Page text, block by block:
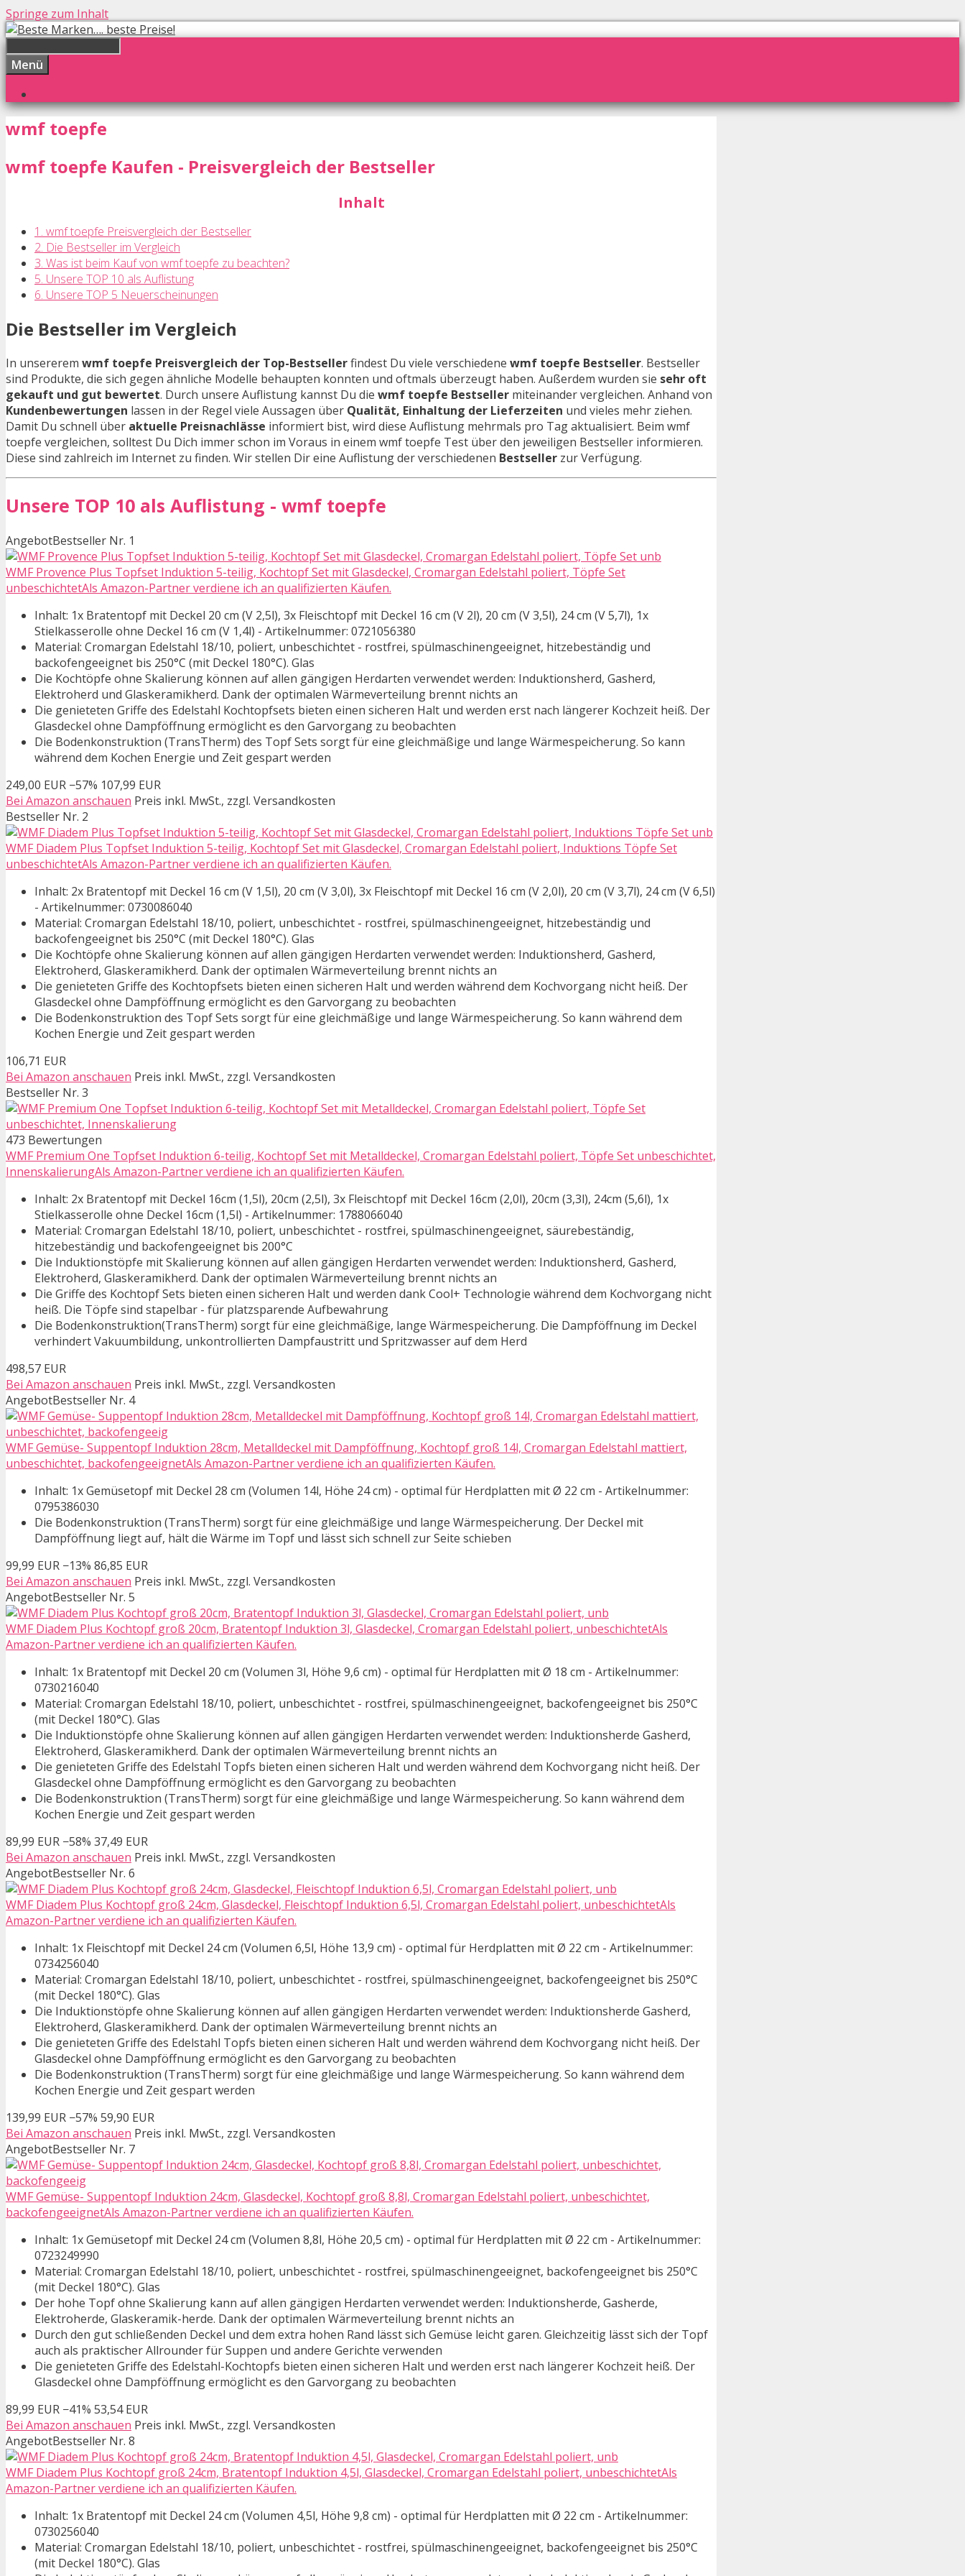
Springe zum Inhalt
Menü
wmf toepfe
wmf toepfe Kaufen - Preisvergleich der Bestseller
Inhalt
1. wmf toepfe Preisvergleich der Bestseller
2. Die Bestseller im Vergleich
3. Was ist beim Kauf von wmf toepfe zu beachten?
5. Unsere TOP 10 als Auflistung
6. Unsere TOP 5 Neuerscheinungen
Die Bestseller im Vergleich
In unsererem wmf toepfe Preisvergleich der Top-Bestsellerfindest Du viele verschiedene wmf toepfe Bestseller. Bestseller
sind Produkte, die sich gegen ähnliche Modelle behaupten konnten und oftmals überzeugt haben. Außerdem wurden sie sehr oft
gekauft und gut bewertet. Durch unsere Auflistung kannst Du die wmf toepfe Bestseller miteinander vergleichen. Anhand von
Kundenbewertungen lassen in der Regel viele Aussagen über Qualität, Einhaltung der Lieferzeiten und vieles mehr ziehen.
Damit Du schnell über aktuelle Preisnachlässe informiert bist, wird diese Auflistung mehrmals pro Tag aktualisiert. Beim wmf
toepfe vergleichen, solltest Du Dich immer schon im Voraus in einem wmf toepfe Test über den jeweiligen Bestseller informieren.
Diese sind zahlreich im Internet zu finden. Wir stellen Dir eine Auflistung der verschiedenen Bestseller zur Verfügung.
Unsere TOP 10 als Auflistung - wmf toepfe
AngebotBestseller Nr. 1
WMF Provence Plus Topfset Induktion 5-teilig, Kochtopf Set mit Glasdeckel, Cromargan Edelstahl poliert, Töpfe Set
unbeschichtetAls Amazon-Partner verdiene ich an qualifizierten Käufen.
Inhalt: 1x Bratentopf mit Deckel 20 cm (V 2,5l), 3x Fleischtopf mit Deckel 16 cm (V 2l), 20 cm (V 3,5l), 24 cm (V 5,7l), 1x
Stielkasserolle ohne Deckel 16 cm (V 1,4l) - Artikelnummer: 0721056380
Material: Cromargan Edelstahl 18/10, poliert, unbeschichtet - rostfrei, spülmaschinengeeignet, hitzebeständig und
backofengeeignet bis 250°C (mit Deckel 180°C). Glas
Die Kochtöpfe ohne Skalierung können auf allen gängigen Herdarten verwendet werden: Induktionsherd, Gasherd,
Elektroherd und Glaskeramikherd. Dank der optimalen Wärmeverteilung brennt nichts an
Die genieteten Griffe des Edelstahl Kochtopfsets bieten einen sicheren Halt und werden erst nach längerer Kochzeit heiß. Der
Glasdeckel ohne Dampföffnung ermöglicht es den Garvorgang zu beobachten
Die Bodenkonstruktion (TransTherm) des Topf Sets sorgt für eine gleichmäßige und lange Wärmespeicherung. So kann
während dem Kochen Energie und Zeit gespart werden
249,00 EUR −57% 107,99 EUR
Bei Amazon anschauen Preis inkl. MwSt., zzgl. Versandkosten
Bestseller Nr. 2
WMF Diadem Plus Topfset Induktion 5-teilig, Kochtopf Set mit Glasdeckel, Cromargan Edelstahl poliert, Induktions Töpfe Set
unbeschichtetAls Amazon-Partner verdiene ich an qualifizierten Käufen.
Inhalt: 2x Bratentopf mit Deckel 16 cm (V 1,5l), 20 cm (V 3,0l), 3x Fleischtopf mit Deckel 16 cm (V 2,0l), 20 cm (V 3,7l), 24 cm (V 6,5l)
- Artikelnummer: 0730086040
Material: Cromargan Edelstahl 18/10, poliert, unbeschichtet - rostfrei, spülmaschinengeeignet, hitzebeständig und
backofengeeignet bis 250°C (mit Deckel 180°C). Glas
Die Kochtöpfe ohne Skalierung können auf allen gängigen Herdarten verwendet werden: Induktionsherd, Gasherd,
Elektroherd, Glaskeramikherd. Dank der optimalen Wärmeverteilung brennt nichts an
Die genieteten Griffe des Kochtopfsets bieten einen sicheren Halt und werden während dem Kochvorgang nicht heiß. Der
Glasdeckel ohne Dampföffnung ermöglicht es den Garvorgang zu beobachten
Die Bodenkonstruktion des Topf Sets sorgt für eine gleichmäßige und lange Wärmespeicherung. So kann während dem
Kochen Energie und Zeit gespart werden
106,71 EUR
Bei Amazon anschauen Preis inkl. MwSt., zzgl. Versandkosten
Bestseller Nr. 3
473 Bewertungen
WMF Premium One Topfset Induktion 6-teilig, Kochtopf Set mit Metalldeckel, Cromargan Edelstahl poliert, Töpfe Set unbeschichtet,
InnenskalierungAls Amazon-Partner verdiene ich an qualifizierten Käufen.
Inhalt: 2x Bratentopf mit Deckel 16cm (1,5l), 20cm (2,5l), 3x Fleischtopf mit Deckel 16cm (2,0l), 20cm (3,3l), 24cm (5,6l), 1x
Stielkasserolle ohne Deckel 16cm (1,5l) - Artikelnummer: 1788066040
Material: Cromargan Edelstahl 18/10, poliert, unbeschichtet - rostfrei, spülmaschinengeeignet, säurebeständig,
hitzebeständig und backofengeeignet bis 200°C
Die Induktionstöpfe mit Skalierung können auf allen gängigen Herdarten verwendet werden: Induktionsherd, Gasherd,
Elektroherd, Glaskeramikherd. Dank der optimalen Wärmeverteilung brennt nichts an
Die Griffe des Kochtopf Sets bieten einen sicheren Halt und werden dank Cool+ Technologie während dem Kochvorgang nicht
heiß. Die Töpfe sind stapelbar - für platzsparende Aufbewahrung
Die Bodenkonstruktion(TransTherm) sorgt für eine gleichmäßige, lange Wärmespeicherung. Die Dampföffnung im Deckel
verhindert Vakuumbildung, unkontrollierten Dampfaustritt und Spritzwasser auf dem Herd
498,57 EUR
Bei Amazon anschauen Preis inkl. MwSt., zzgl. Versandkosten
AngebotBestseller Nr. 4
WMF Gemüse- Suppentopf Induktion 28cm, Metalldeckel mit Dampföffnung, Kochtopf groß 14l, Cromargan Edelstahl mattiert,
unbeschichtet, backofengeeignetAls Amazon-Partner verdiene ich an qualifizierten Käufen.
Inhalt: 1x Gemüsetopf mit Deckel 28 cm (Volumen 14l, Höhe 24 cm) - optimal für Herdplatten mit Ø 22 cm - Artikelnummer:
0795386030
Die Bodenkonstruktion (TransTherm) sorgt für eine gleichmäßige und lange Wärmespeicherung. Der Deckel mit
Dampföffnung liegt auf, hält die Wärme im Topf und lässt sich schnell zur Seite schieben
99,99 EUR −13% 86,85 EUR
Bei Amazon anschauen Preis inkl. MwSt., zzgl. Versandkosten
AngebotBestseller Nr. 5
WMF Diadem Plus Kochtopf groß 20cm, Bratentopf Induktion 3l, Glasdeckel, Cromargan Edelstahl poliert, unbeschichtetAls
Amazon-Partner verdiene ich an qualifizierten Käufen.
Inhalt: 1x Bratentopf mit Deckel 20 cm (Volumen 3l, Höhe 9,6 cm) - optimal für Herdplatten mit Ø 18 cm - Artikelnummer:
0730216040
Material: Cromargan Edelstahl 18/10, poliert, unbeschichtet - rostfrei, spülmaschinengeeignet, backofengeeignet bis 250°C
(mit Deckel 180°C). Glas
Die Induktionstöpfe ohne Skalierung können auf allen gängigen Herdarten verwendet werden: Induktionsherde Gasherd,
Elektroherd, Glaskeramikherd. Dank der optimalen Wärmeverteilung brennt nichts an
Die genieteten Griffe des Edelstahl Topfs bieten einen sicheren Halt und werden während dem Kochvorgang nicht heiß. Der
Glasdeckel ohne Dampföffnung ermöglicht es den Garvorgang zu beobachten
Die Bodenkonstruktion (TransTherm) sorgt für eine gleichmäßige und lange Wärmespeicherung. So kann während dem
Kochen Energie und Zeit gespart werden
89,99 EUR −58% 37,49 EUR
Bei Amazon anschauen Preis inkl. MwSt., zzgl. Versandkosten
AngebotBestseller Nr. 6
WMF Diadem Plus Kochtopf groß 24cm, Glasdeckel, Fleischtopf Induktion 6,5l, Cromargan Edelstahl poliert, unbeschichtetAls
Amazon-Partner verdiene ich an qualifizierten Käufen.
Inhalt: 1x Fleischtopf mit Deckel 24 cm (Volumen 6,5l, Höhe 13,9 cm) - optimal für Herdplatten mit Ø 22 cm - Artikelnummer:
0734256040
Material: Cromargan Edelstahl 18/10, poliert, unbeschichtet - rostfrei, spülmaschinengeeignet, backofengeeignet bis 250°C
(mit Deckel 180°C). Glas
Die Induktionstöpfe ohne Skalierung können auf allen gängigen Herdarten verwendet werden: Induktionsherde Gasherd,
Elektroherd, Glaskeramikherd. Dank der optimalen Wärmeverteilung brennt nichts an
Die genieteten Griffe des Edelstahl Topfs bieten einen sicheren Halt und werden während dem Kochvorgang nicht heiß. Der
Glasdeckel ohne Dampföffnung ermöglicht es den Garvorgang zu beobachten
Die Bodenkonstruktion (TransTherm) sorgt für eine gleichmäßige und lange Wärmespeicherung. So kann während dem
Kochen Energie und Zeit gespart werden
139,99 EUR −57% 59,90 EUR
Bei Amazon anschauen Preis inkl. MwSt., zzgl. Versandkosten
AngebotBestseller Nr. 7
WMF Gemüse- Suppentopf Induktion 24cm, Glasdeckel, Kochtopf groß 8,8l, Cromargan Edelstahl poliert, unbeschichtet,
backofengeeignetAls Amazon-Partner verdiene ich an qualifizierten Käufen.
Inhalt: 1x Gemüsetopf mit Deckel 24 cm (Volumen 8,8l, Höhe 20,5 cm) - optimal für Herdplatten mit Ø 22 cm - Artikelnummer:
0723249990
Material: Cromargan Edelstahl 18/10, poliert, unbeschichtet - rostfrei, spülmaschinengeeignet, backofengeeignet bis 250°C
(mit Deckel 180°C). Glas
Der hohe Topf ohne Skalierung kann auf allen gängigen Herdarten verwendet werden: Induktionsherde, Gasherde,
Elektroherde, Glaskeramik-herde. Dank der optimalen Wärmeverteilung brennt nichts an
Durch den gut schließenden Deckel und dem extra hohen Rand lässt sich Gemüse leicht garen. Gleichzeitig lässt sich der Topf
auch als praktischer Allrounder für Suppen und andere Gerichte verwenden
Die genieteten Griffe des Edelstahl-Kochtopfs bieten einen sicheren Halt und werden erst nach längerer Kochzeit heiß. Der
Glasdeckel ohne Dampföffnung ermöglicht es den Garvorgang zu beobachten
89,99 EUR −41% 53,54 EUR
Bei Amazon anschauen Preis inkl. MwSt., zzgl. Versandkosten
AngebotBestseller Nr. 8
WMF Diadem Plus Kochtopf groß 24cm, Bratentopf Induktion 4,5l, Glasdeckel, Cromargan Edelstahl poliert, unbeschichtetAls
Amazon-Partner verdiene ich an qualifizierten Käufen.
Inhalt: 1x Bratentopf mit Deckel 24 cm (Volumen 4,5l, Höhe 9,8 cm) - optimal für Herdplatten mit Ø 22 cm - Artikelnummer:
0730256040
Material: Cromargan Edelstahl 18/10, poliert, unbeschichtet - rostfrei, spülmaschinengeeignet, backofengeeignet bis 250°C
(mit Deckel 180°C). Glas